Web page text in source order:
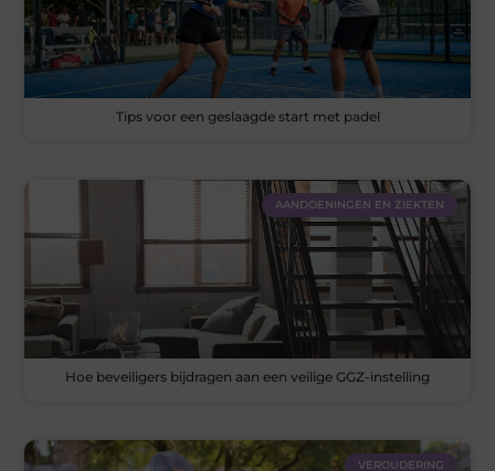
Tips voor een geslaagde start met padel
AANDOENINGEN EN ZIEKTEN
Hoe beveiligers bijdragen aan een veilige GGZ-instelling
VEROUDERING